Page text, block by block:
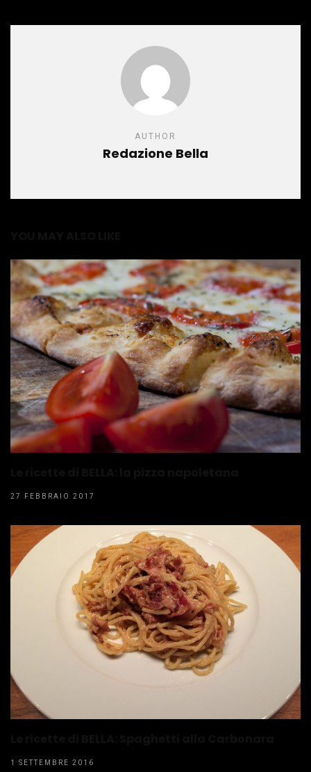
AUTHOR
Redazione Bella
27 FEBBRAIO 2017
1 SETTEMBRE 2016